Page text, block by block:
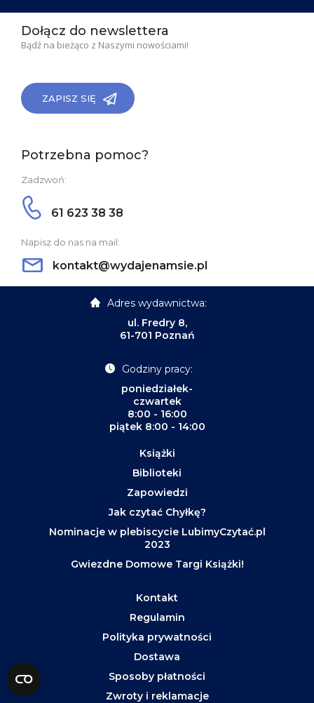
Dołącz do newslettera
Bądź na bieżąco z Naszymi nowościami!
ZAPISZ SIĘ
Potrzebna pomoc?
Zadzwoń:
61 623 38 38
Napisz do nas na mail:
kontakt@wydajenamsie.pl
Adres wydawnictwa:
ul. Fredry 8,
61-701 Poznań
Godziny pracy:
poniedziałek-
czwartek
8:00 - 16:00
piątek 8:00 - 14:00
Książki
Biblioteki
Zapowiedzi
Jak czytać Chyłkę?
Nominacje w plebiscycie LubimyCzytać.pl
2023
Gwiezdne Domowe Targi Książki!
Kontakt
Regulamin
Polityka prywatności
Dostawa
Sposoby płatności
Zwroty i reklamacje